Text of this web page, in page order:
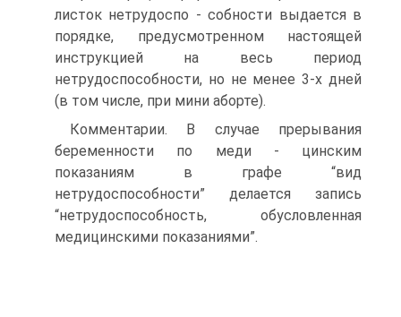
листок нетрудоспо - собности выдается в
порядке, предусмотренном настоящей
инструкцией на весь период
нетрудоспособности, но не менее 3-х дней
(в том числе, при мини аборте).
Комментарии. В случае прерывания
беременности по меди - цинским
показаниям в графе “вид
нетрудоспособности” делается запись
“нетрудоспособность, обусловленная
медицинскими показаниями”.